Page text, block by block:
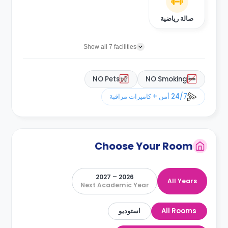
صالة رياضية
Show all 7 facilities
NO Smoking
NO Pets
24/7 أمن + كاميرات مراقبة
Choose Your Room
All Years
2026 – 2027
Next Academic Year
All Rooms استوديو